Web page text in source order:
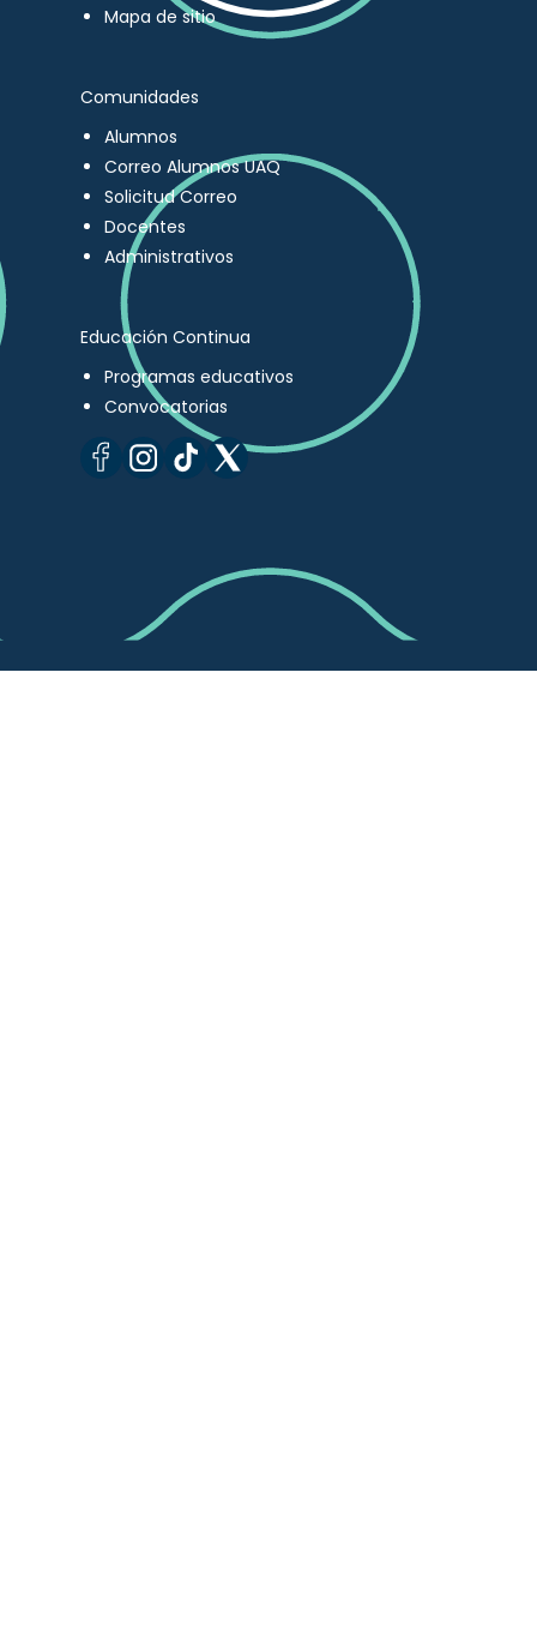
Mapa de sitio
Comunidades
Alumnos
Correo Alumnos UAQ
Solicitud Correo
Docentes
Administrativos
Educación Continua
Programas educativos
Convocatorias